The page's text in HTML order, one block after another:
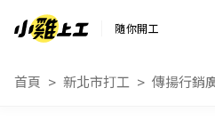
隨你開工
首頁 新北市打工 傳揚行銷